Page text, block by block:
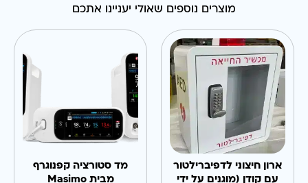
מוצרים נוספים שאולי יעניינו אתכם
ארון חיצוני לדפיברילטור
עם קודן (מוגנים על ידי
מד סטורציה קפנוגרף
מבית Masimo